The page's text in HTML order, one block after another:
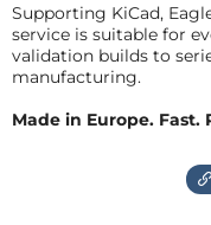
Supporting KiCad,
service is suitable for
validation builds to
manufacturing.
Made in Europe. Fast.